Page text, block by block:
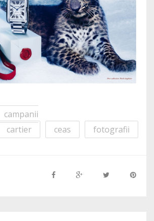
campanii
cartier ceas fotografii